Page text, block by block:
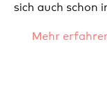
sich auch schon
Mehr